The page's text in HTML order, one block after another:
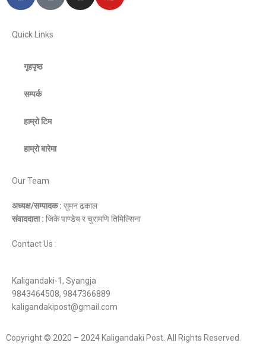
Quick Links
गृहपृष्ठ
सम्पर्क
हाम्रो टिम
हाम्रो बारेमा
Our Team
अध्यक्ष/सम्पादक : सुमन ढकाल
संवाददाता : जिके पाण्डेय र चुरामणि तिमिल्सिना
Contact Us :
Kaligandaki-1, Syangja
9843464508, 9847366889
kaligandakipost@gmail.com
Copyright © 2020 – 2024 Kaligandaki Post. All Rights Reserved.